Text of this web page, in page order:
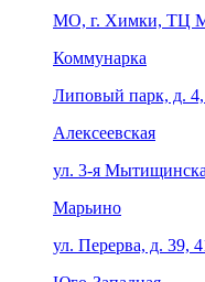
МО, г. Химки, ТЦ
Коммунарка
Липовый парк, д. 4,
Алексеевская
ул. 3-я
Марьино
ул. Перерва, д. 39,